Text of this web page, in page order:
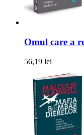
Omul care a
56,19 lei